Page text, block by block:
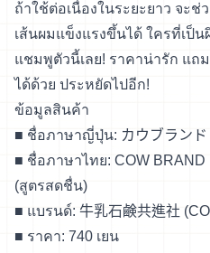
ถ้าใช้ต่อเนื่องในระยะยาว จะช่
เส้นผมแข็งแรงขึ้นได้ ใครที่เป็
แชมพูตัวนี้เลย! ราคาน่ารัก แถ
ได้ด้วย ประหยัดไปอีก!
ข้อมูลสินค้า
■ ชื่อภาษาญี่ปุ่น: カウブランド
■ ชื่อภาษาไทย: COW
(สูตรสดชื่น)
■ แบรนด์: 牛乳石鹸共進社
■ ราคา: 740 เยน